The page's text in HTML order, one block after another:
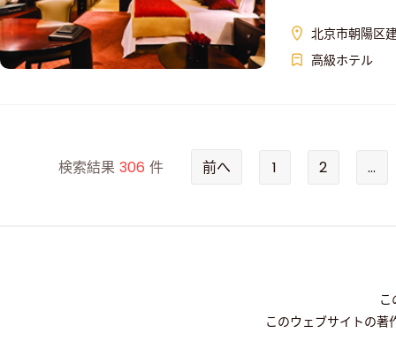
北京市朝陽区
高級ホテル
検索結果 306 件 前へ 1 2 ...
このウェブサイトの